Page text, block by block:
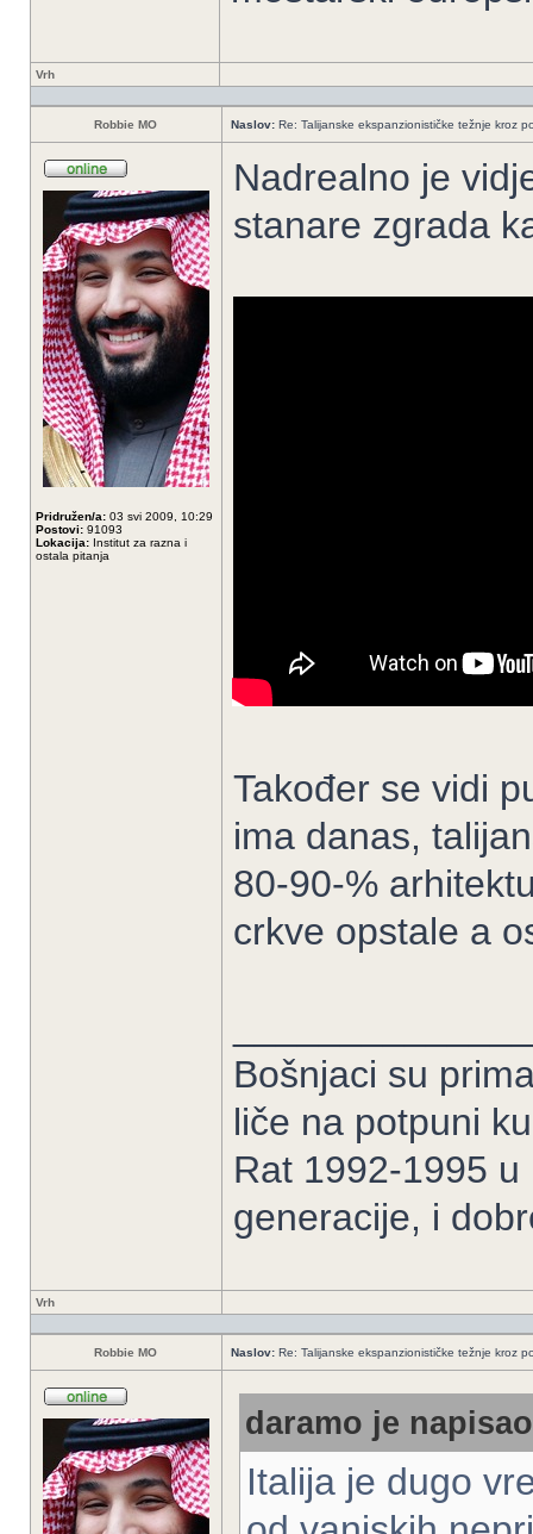
Vrh
Robbie MO Naslov: Re: Talijanske ekspanzionističke težnje kroz
Pridružen/a: 03 svi 2009, 10:29
Postovi: 91093
Lokacija: Institut za razna i
ostala pitanja
Nadrealno je
stanare zgrada
Također se vidi
ima danas,
80-90-%
crkve opstale a
Bošnjaci su
liče na potpuni
Rat 1992-1995
generacije, i
Vrh
Robbie MO Naslov: Re: Talijanske ekspanzionističke težnje kroz
daramo je
Italija je dugo